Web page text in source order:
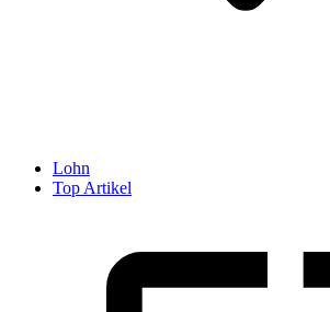
Lohn
Top Artikel